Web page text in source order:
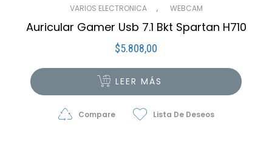
VARIOS ELECTRONICA , WEBCAM
Auricular Gamer Usb 7.1 Bkt Spartan H710
$5.808,00
LEER MÁS
Compare Lista De Deseos